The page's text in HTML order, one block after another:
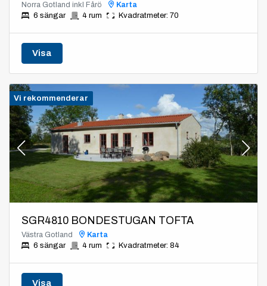
Norra Gotland inkl Fårö
Karta
6 sängar
4 rum Kvadratmeter: 70
Visa
Vi rekommenderar
SGR4810 BONDESTUGAN TOFTA
Västra Gotland
Karta
6 sängar
4 rum Kvadratmeter: 84
Visa